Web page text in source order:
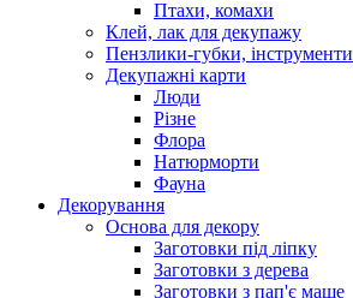
Птахи, комахи
Клей, лак для декупажу
Пензлики-губки, інструменти
Декупажні карти
Люди
Різне
Флора
Натюрморти
Фауна
Декорування
Основа для декору
Заготовки під ліпку
Заготовки з дерева
Заготовки з пап'є маше